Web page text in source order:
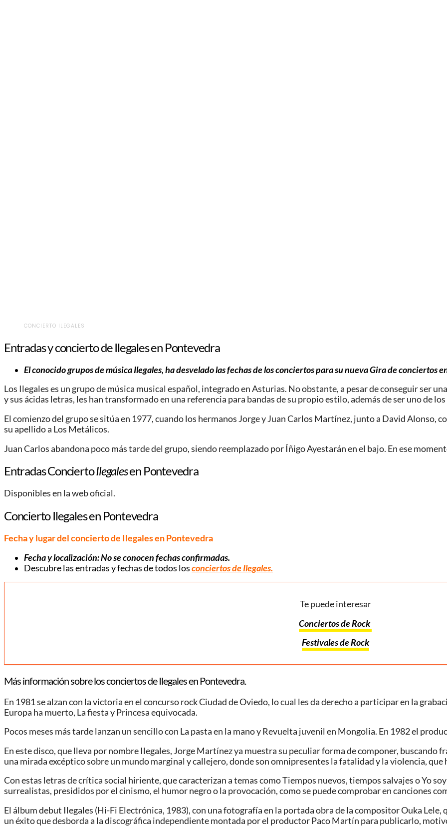
CONCIERTO ILEGALES
Entradas y concierto de Ilegales en Pontevedra
El conocido grupos de música Ilegales, ha desvelado las fechas de los conciertos para su nueva Gira de conciertos
Los Ilegales es un grupo de música musical español, integrado en Asturias.​ No obstante, a pesar de conseguir ser
y sus ácidas letras, les han transformado en una referencia para bandas de su propio estilo, además de ser uno de
El comienzo del grupo se sitúa en 1977, cuando los hermanos Jorge y Juan Carlos Martínez, junto a David Alonso,
su apellido a Los Metálicos.
Juan Carlos abandona poco más tarde del grupo, siendo reemplazado por Íñigo Ayestarán en el bajo. En ese
Entradas ConciertoIlegalesen Pontevedra
Disponibles en la web oficial.
Concierto Ilegales en Pontevedra
Fecha y lugar del concierto de Ilegales en Pontevedra
Fecha y localización: No se conocen fechas confirmadas.
Descubre las entradas y fechas de todos losconciertos de Ilegales.
Te puede interesar
Conciertos de Rock
Festivales de Rock
Más información sobre los conciertos de Ilegales en Pontevedra.
En 1981 se alzan con la victoria en el concurso rock Ciudad de Oviedo, lo cual les da derecho a participar en la
Europa ha muerto, La fiesta y Princesa equivocada.
Pocos meses más tarde lanzan un sencillo con La pasta en la mano y Revuelta juvenil en Mongolia. En 1982 el
En este disco, que lleva por nombre Ilegales, Jorge Martínez ya muestra su peculiar forma de componer, buscando
una mirada excéptico sobre un mundo marginal y callejero, donde son omnipresentes la fatalidad y la violencia,
Con estas letras de crítica social hiriente, que caracterizan a temas como Tiempos nuevos, tiempos salvajes o Yo
surrealistas, presididos por el cinismo, el humor negro o la provocación, como se puede comprobar en canciones
El álbum debut Ilegales (Hi-Fi Electrónica, 1983), con una fotografía en la portada obra de la compositor Ouka
un éxito que desborda a la discográfica independiente montada por el productor Paco Martín para publicarlo,